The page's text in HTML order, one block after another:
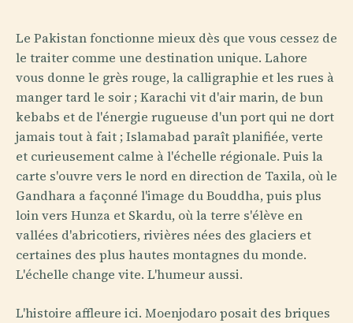
Le Pakistan fonctionne mieux dès que vous cessez de
le traiter comme une destination unique. Lahore
vous donne le grès rouge, la calligraphie et les rues à
manger tard le soir ; Karachi vit d'air marin, de bun
kebabs et de l'énergie rugueuse d'un port qui ne dort
jamais tout à fait ; Islamabad paraît planifiée, verte
et curieusement calme à l'échelle régionale. Puis la
carte s'ouvre vers le nord en direction de Taxila, où le
Gandhara a façonné l'image du Bouddha, puis plus
loin vers Hunza et Skardu, où la terre s'élève en
vallées d'abricotiers, rivières nées des glaciers et
certaines des plus hautes montagnes du monde.
L'échelle change vite. L'humeur aussi.
L'histoire affleure ici. Moenjodaro posait des briques